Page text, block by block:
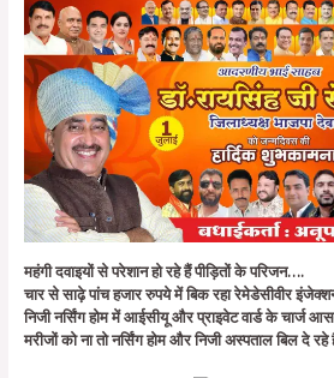
महंगी दवाइयों से परेशान हो रहे हैं पीड़ितों के परिजन….
चार से साढ़े पांच हजार रुपये में बिक रहा रेमेडेसीवीर
निजी नर्सिंग होम में आईसीयू और प्राइवेट वार्ड के चार्ज
मरीजों को ना तो नर्सिंग होम और निजी अस्पताल बिल दे